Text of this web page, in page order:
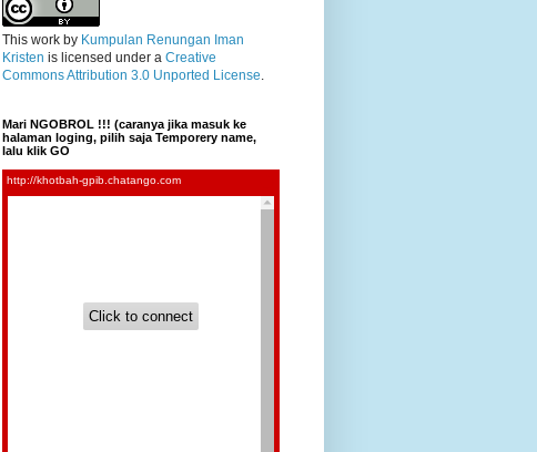
This work by Kumpulan Renungan Iman
Kristen is licensed under a Creative
Commons Attribution 3.0 Unported License.
Mari NGOBROL !!! (caranya jika masuk ke
halaman loging, pilih saja Temporery name,
lalu klik GO